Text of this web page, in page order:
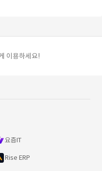
이용하세요!
요즘IT
Rise ERP